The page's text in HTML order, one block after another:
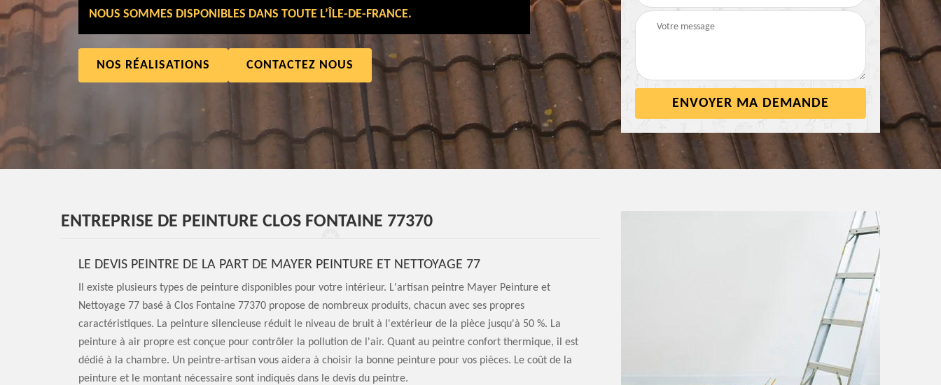
NOUS SOMMES DISPONIBLES DANS TOUTE L’ÎLE-DE-FRANCE.
NOS RÉALISATIONS CONTACTEZ NOUS
ENTREPRISE DE PEINTURE CLOS FONTAINE 77370
LE DEVIS PEINTRE DE LA PART DE MAYER PEINTURE ET NETTOYAGE 77
Il existe plusieurs types de peinture disponibles pour votre intérieur. L'artisan peintre Mayer Peinture et
Nettoyage 77 basé à Clos Fontaine 77370 propose de nombreux produits, chacun avec ses propres
caractéristiques. La peinture silencieuse réduit le niveau de bruit à l'extérieur de la pièce jusqu'à 50 %. La
peinture à air propre est conçue pour contrôler la pollution de l'air. Quant au peintre confort thermique, il est
dédié à la chambre. Un peintre-artisan vous aidera à choisir la bonne peinture pour vos pièces. Le coût de la
peinture et le montant nécessaire sont indiqués dans le devis du peintre.